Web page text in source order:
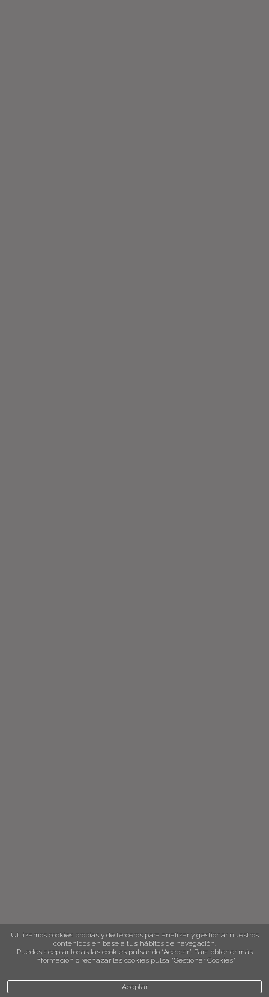
Utilizamos cookies propias y de terceros para analizar y gestionar nuestros
contenidos en base a tus hábitos de navegación.
Puedes aceptar todas las cookies pulsando “Aceptar”. Para obtener más
información o rechazar las cookies pulsa “Gestionar Cookies“
Aceptar